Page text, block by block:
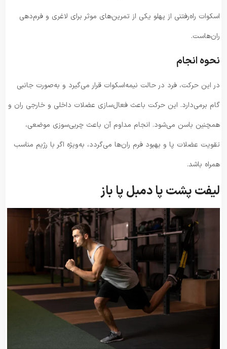
اسکوات راه‌رفتنی از پهلو یکی از تمرین‌های موثر برای لاغری و فرم‌دهی
ران‌هاست.
نحوه انجام
در این حرکت، فرد در حالت نیمه‌اسکوات قرار می‌گیرد و به‌صورت جانبی
گام برمی‌دارد. این حرکت باعث فعال‌سازی عضلات داخلی و خارجی ران و
همچنین باسن می‌شود. انجام مداوم آن باعث چربی‌سوزی موضعی،
تقویت عضلات پا و بهبود فرم ران‌ها می‌گردد، به‌ویژه اگر با رژیم مناسب
همراه باشد.
لیفت پشت پا دمبل پا باز